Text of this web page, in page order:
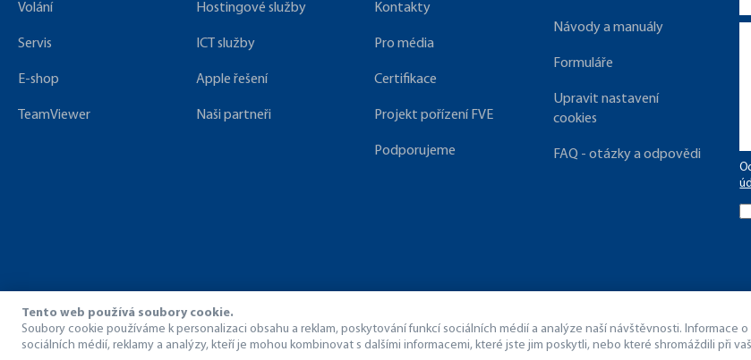
Volání
Servis
E-shop
TeamViewer
Hostingové služby
ICT služby
Apple řešení
Naši partneři
Kontakty
Pro média
Certifikace
Projekt pořízení FVE
Podporujeme
Návody a manuály
Formuláře
Upravit nastavení
cookies
FAQ - otázky a odpovědi
Tento web používá soubory cookie.
Soubory cookie používáme k personalizaci obsahu a reklam, poskytování funkcí sociálních médií a analýze naší návštěvnosti. Informace
sociálních médií, reklamy a analýzy, kteří je mohou kombinovat s dalšími informacemi, které jste jim poskytli, nebo které shromáždili při